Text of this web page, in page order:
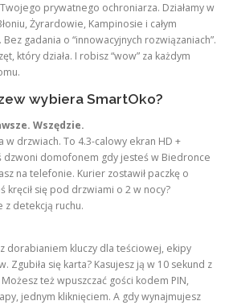
prywatnego ochroniarza. Działamy w
Żyrardowie, Kampinosie i całym
gadania o “innowacyjnych rozwiązaniach”.
który działa. I robisz “wow” za każdym
wybiera SmartOko?
Wszędzie.
w drzwiach. To 4.3-calowy ekran HD +
dzwoni domofonem gdy jesteś w Biedronce
na telefonie. Kurier zostawił paczkę o
kręcił się pod drzwiami o 2 w nocy?
detekcją ruchu.
dorabianiem kluczy dla teściowej, ekipy
Zgubiła się karta? Kasujesz ją w 10 sekund z
też wpuszczać gości kodem PIN,
jednym kliknięciem. A gdy wynajmujesz